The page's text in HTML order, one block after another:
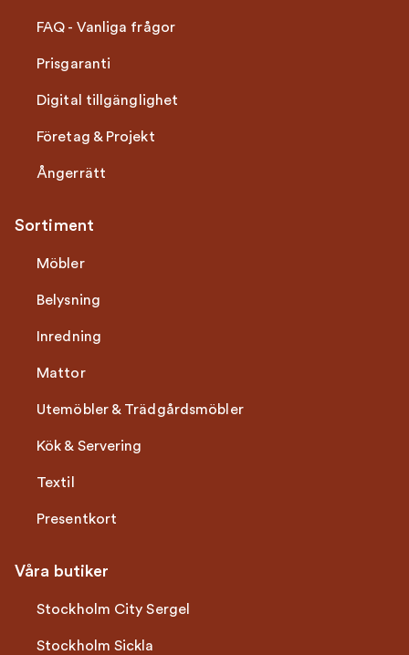
FAQ - Vanliga frågor
Prisgaranti
Digital tillgänglighet
Företag & Projekt
Ångerrätt
Sortiment
Möbler
Belysning
Inredning
Mattor
Utemöbler & Trädgårdsmöbler
Kök & Servering
Textil
Presentkort
Våra butiker
Stockholm City Sergel
Stockholm Sickla